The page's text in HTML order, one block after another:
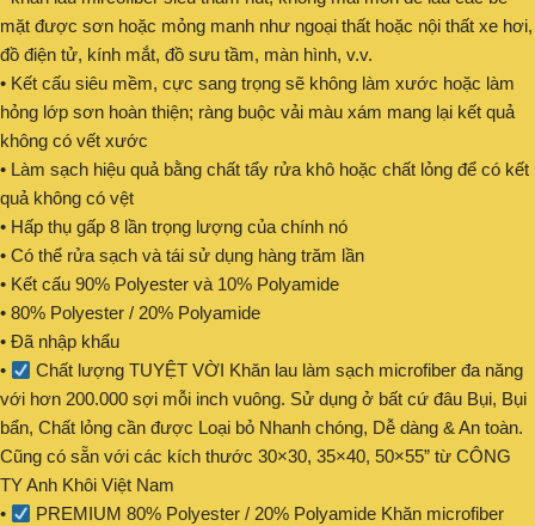
mặt được sơn hoặc mỏng manh như ngoại thất hoặc nội thất xe hơi,
đồ điện tử, kính mắt, đồ sưu tầm, màn hình, v.v.
• Kết cấu siêu mềm, cực sang trọng sẽ không làm xước hoặc làm
hỏng lớp sơn hoàn thiện; ràng buộc vải màu xám mang lại kết quả
không có vết xước
• Làm sạch hiệu quả bằng chất tẩy rửa khô hoặc chất lỏng để có kết
quả không có vệt
• Hấp thụ gấp 8 lần trọng lượng của chính nó
• Có thể rửa sạch và tái sử dụng hàng trăm lần
• Kết cấu 90% Polyester và 10% Polyamide
• 80% Polyester / 20% Polyamide
• Đã nhập khẩu
•
Chất lượng TUYỆT VỜI Khăn lau làm sạch microfiber đa năng
với hơn 200.000 sợi mỗi inch vuông. Sử dụng ở bất cứ đâu Bụi, Bụi
bẩn, Chất lỏng cần được Loại bỏ Nhanh chóng, Dễ dàng & An toàn.
Cũng có sẵn với các kích thước 30×30, 35×40, 50×55” từ CÔNG
TY Anh Khôi Việt Nam
•
PREMIUM 80% Polyester / 20% Polyamide Khăn microfiber